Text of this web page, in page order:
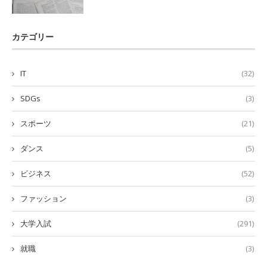
カテゴリー
IT (32)
SDGs (3)
スポーツ (21)
ダンス (5)
ビジネス (52)
ファッション (3)
大学入試 (291)
就職 (3)